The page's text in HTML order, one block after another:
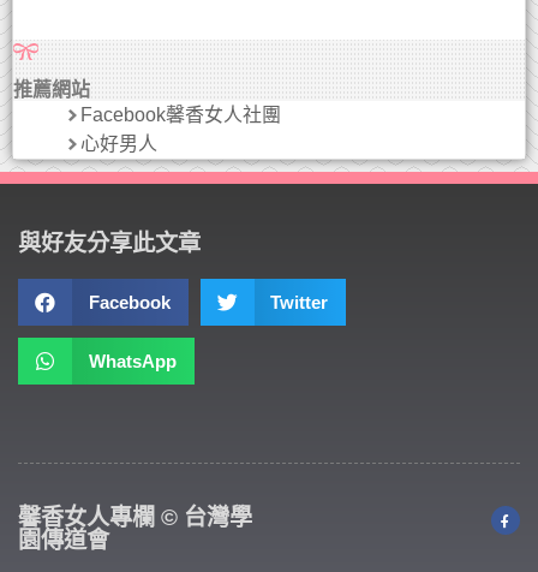
推薦網站
Facebook馨香女人社團
心好男人
與好友分享此文章
Facebook Twitter
WhatsApp
馨香女人專欄 © 台灣學
園傳道會